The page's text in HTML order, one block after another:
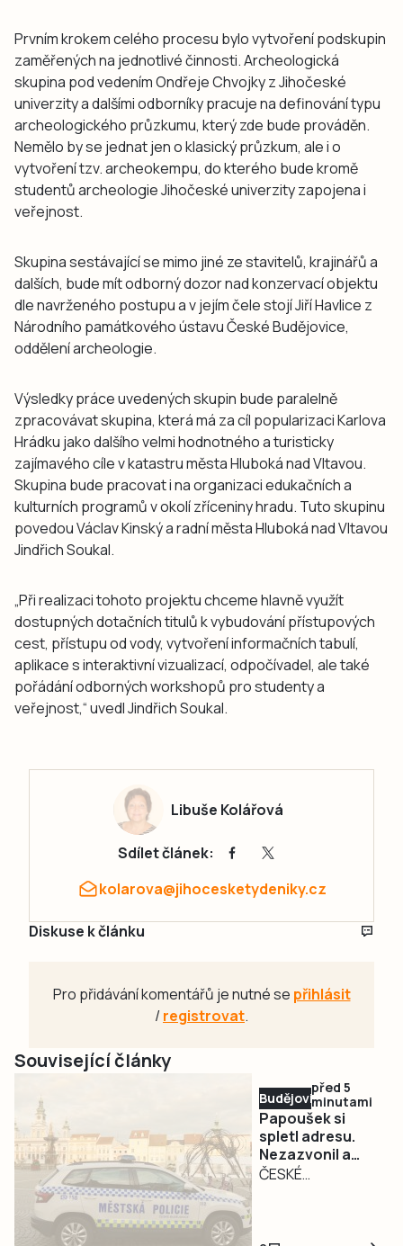
Prvním krokem celého procesu bylo vytvoření podskupin
zaměřených na jednotlivé činnosti. Archeologická
skupina pod vedením Ondřeje Chvojky z Jihočeské
univerzity a dalšími odborníky pracuje na definování typu
archeologického průzkumu, který zde bude prováděn.
Nemělo by se jednat jen o klasický průzkum, ale i o
vytvoření tzv. archeokempu, do kterého bude kromě
studentů archeologie Jihočeské univerzity zapojena i
veřejnost.
Skupina sestávající se mimo jiné ze stavitelů, krajinářů a
dalších, bude mít odborný dozor nad konzervací objektu
dle navrženého postupu a v jejím čele stojí Jiří Havlice z
Národního památkového ústavu České Budějovice,
oddělení archeologie.
Výsledky práce uvedených skupin bude paralelně
zpracovávat skupina, která má za cíl popularizaci Karlova
Hrádku jako dalšího velmi hodnotného a turisticky
zajímavého cíle v katastru města Hluboká nad Vltavou.
Skupina bude pracovat i na organizaci edukačních a
kulturních programů v okolí zříceniny hradu. Tuto skupinu
povedou Václav Kinský a radní města Hluboká nad Vltavou
Jindřich Soukal.
„Při realizaci tohoto projektu chceme hlavně využít
dostupných dotačních titulů k vybudování přístupových
cest, přístupu od vody, vytvoření informačních tabulí,
aplikace s interaktivní vizualizací, odpočívadel, ale také
pořádání odborných workshopů pro studenty a
veřejnost,“ uvedl Jindřich Soukal.
Libuše Kolářová
Sdílet článek:
kolarova@jihocesketydeniky.cz
Diskuse k článku
Pro přidávání komentářů je nutné se přihlásit
/registrovat.
Související články
Budějovicko
před 5
minutami
Papoušek si
spletl adresu.
Nezazvonil a
přiletěl do bytu
ČESKÉ
zásahu